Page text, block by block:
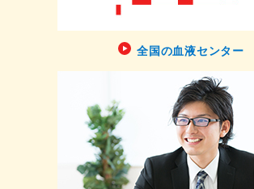
全国の血液センター